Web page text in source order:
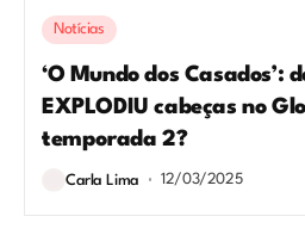
Notícias
‘O Mundo dos Casados’:
EXPLODIU cabeças no
temporada 2?
Carla Lima 12/03/2025